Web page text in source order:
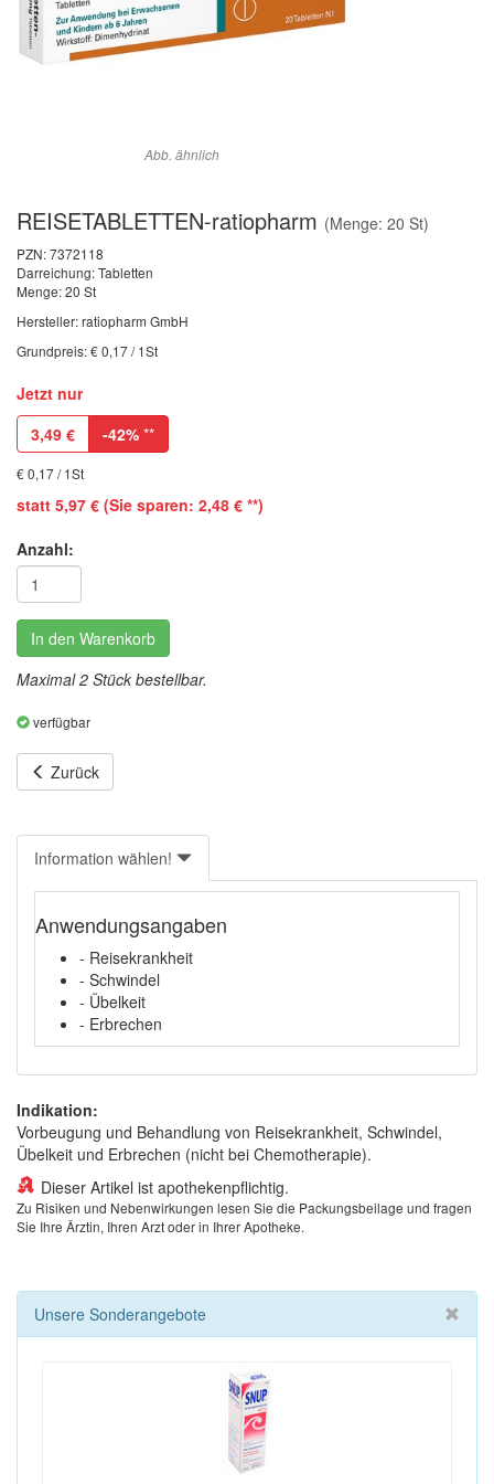
Abb. ähnlich
REISETABLETTEN-ratiopharm (Menge: 20 St)
PZN:7372118
Darreichung: Tabletten
Menge: 20 St
Hersteller: ratiopharm GmbH
Grundpreis: € 0,17 / 1St
Jetzt nur
3,49 € -42% **
€ 0,17 / 1St
statt 5,97 € (Sie sparen: 2,48 € **)
Anzahl:
In den Warenkorb
Maximal 2 Stück bestellbar.
verfügbar
Zurück
Information wählen!
Anwendungsangaben
- Reisekrankheit
- Schwindel
- Übelkeit
- Erbrechen
Indikation:
Vorbeugung und Behandlung von Reisekrankheit, Schwindel,
Übelkeit und Erbrechen (nicht bei Chemotherapie).
Dieser Artikel ist apothekenpflichtig.
Zu Risiken und Nebenwirkungen lesen Sie die Packungsbeilage und fragen
Sie Ihre Ärztin, Ihren Arzt oder in Ihrer Apotheke.
Unsere Sonderangebote